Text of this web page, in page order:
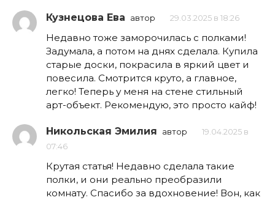
Кузнецова Ева автор 29.03.2025 в 18:26
Недавно тоже заморочилась с полками!
Задумала, а потом на днях сделала. Купила
старые доски, покрасила в яркий цвет и
повесила. Смотрится круто, а главное,
легко! Теперь у меня на стене стильный
арт-объект. Рекомендую, это просто кайф!
Никольская Эмилия автор
19.04.2025 в
07:46
Крутая статья! Недавно сделала такие
полки, и они реально преобразили
комнату. Спасибо за вдохновение! Вон, как